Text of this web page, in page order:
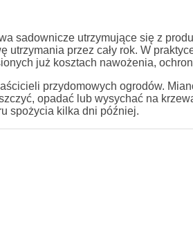
sadownicze utrzymujące się z
przez cały rok. W
już kosztach nawożenia,
przydomowych ogrodów.
opadać lub wysychać na
spożycia kilka dni później.